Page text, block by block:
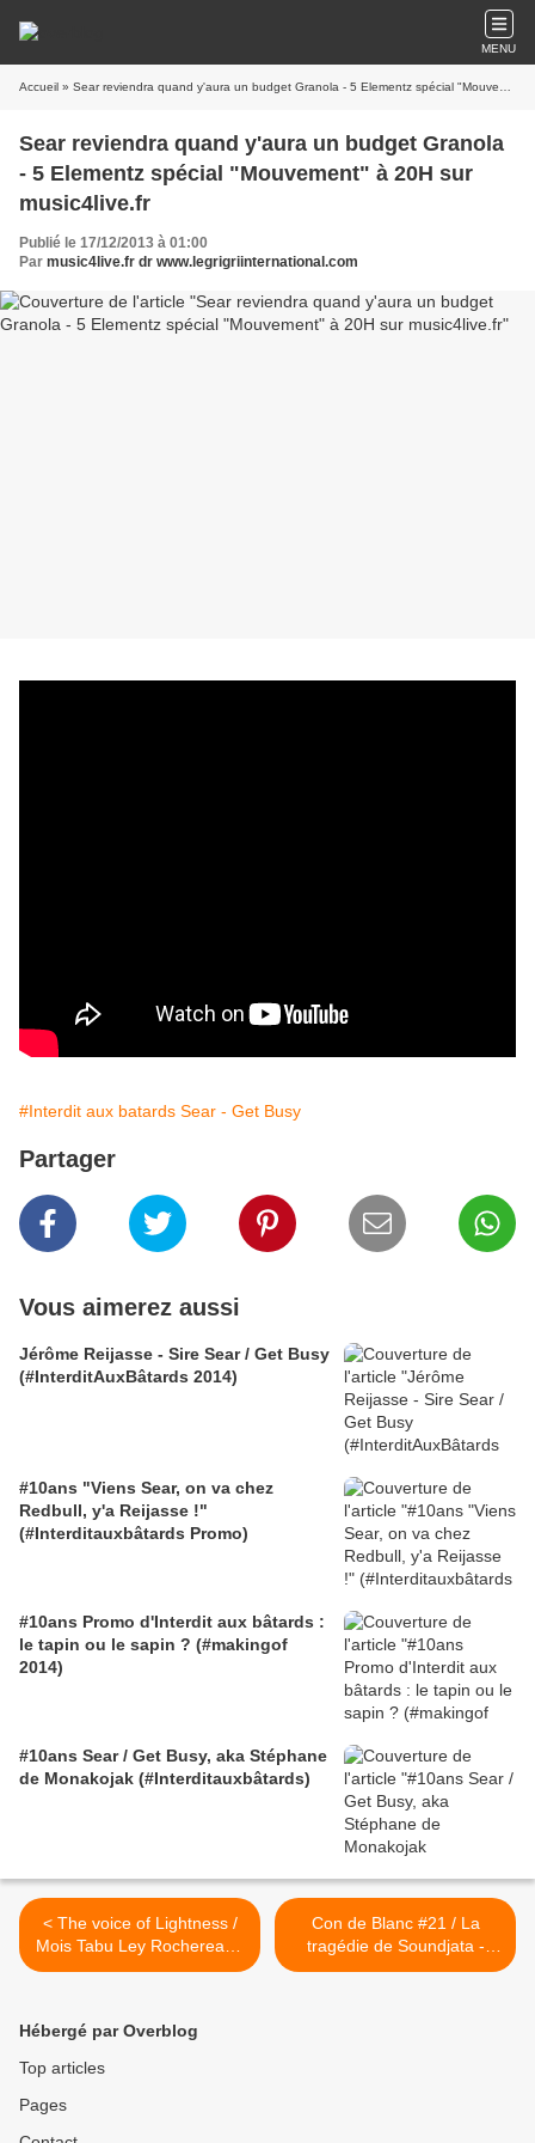
MENU
Accueil » Sear reviendra quand y'aura un budget Granola - 5 Elementz spécial "Mouvement" à 20H sur music4live.fr
Sear reviendra quand y'aura un budget Granola
- 5 Elementz spécial "Mouvement" à 20H sur
music4live.fr
Publié le 17/12/2013 à 01:00
Par music4live.fr dr www.legrigriinternational.com
#Interdit aux batards Sear - Get Busy
Partager
Vous aimerez aussi
Jérôme Reijasse - Sire Sear / Get Busy
(#InterditAuxBâtards 2014)
#10ans "Viens Sear, on va chez
Redbull, y'a Reijasse !"
(#Interditauxbâtards Promo)
#10ans Promo d'Interdit aux bâtards :
le tapin ou le sapin ? (#makingof
2014)
#10ans Sear / Get Busy, aka Stéphane
de Monakojak (#Interditauxbâtards)
< The voice of Lightness /
Mois Tabu Ley Rochereau -
O'Hambe
Con de Blanc #21 / La
tragédie de Soundjata -
Christian d'Alayer le texte >
Hébergé par Overblog
Top articles
Pages